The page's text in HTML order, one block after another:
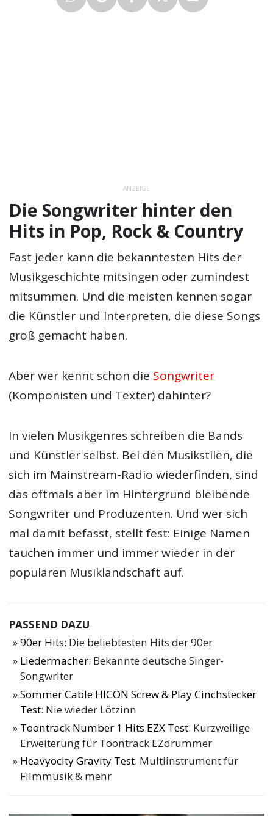
ANZEIGE
Die Songwriter hinter den
Hits in Pop, Rock & Country
Fast jeder kann die bekanntesten Hits der
Musikgeschichte mitsingen oder zumindest
mitsummen. Und die meisten kennen sogar
die Künstler und Interpreten, die diese Songs
groß gemacht haben.
Aber wer kennt schon die Songwriter
(Komponisten und Texter) dahinter?
In vielen Musikgenres schreiben die Bands
und Künstler selbst. Bei den Musikstilen, die
sich im Mainstream-Radio wiederfinden, sind
das oftmals aber im Hintergrund bleibende
Songwriter und Produzenten. Und wer sich
mal damit befasst, stellt fest: Einige Namen
tauchen immer und immer wieder in der
populären Musiklandschaft auf.
PASSEND DAZU
90er Hits: Die beliebtesten Hits der 90er
Liedermacher: Bekannte deutsche Singer-
Songwriter
Sommer Cable HICON Screw & Play Cinchstecker
Test: Nie wieder Lötzinn
Toontrack Number 1 Hits EZX Test: Kurzweilige
Erweiterung für Toontrack EZdrummer
Heavyocity Gravity Test: Multiinstrument für
Filmmusik & mehr